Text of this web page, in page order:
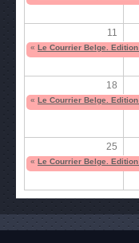
11
« Le Courrier Belge.
18
« Le Courrier Belge.
25
« Le Courrier Belge.